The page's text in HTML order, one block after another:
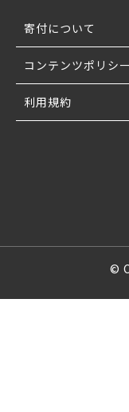
寄付について
コンテンツポリシー
利用規約
©